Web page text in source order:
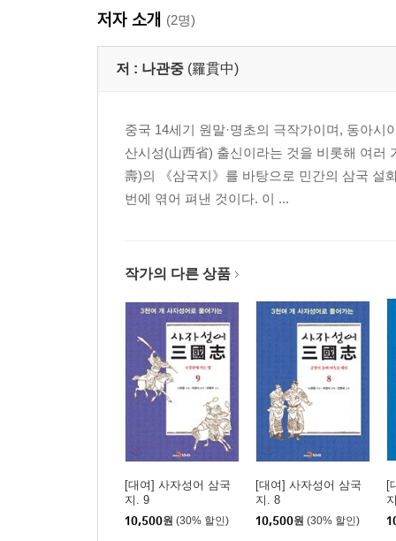
저자 소개 (2명)
저 : 나관중 (羅貫中)
중국 14세기 원말·명초의 극작가이며, 동아
산시성(山西省) 출신이라는 것을 비롯해 여러
壽)의 《삼국지》를 바탕으로 민간의 삼국 설
번에 엮어 펴낸 것이다. 이 ...
작가의 다른 상품
[대여] 사자성어 삼국
지. 9
10,500원 (30% 할인)
[대여] 사자성어 삼국
지. 8
10,500원 (30% 할인)
[